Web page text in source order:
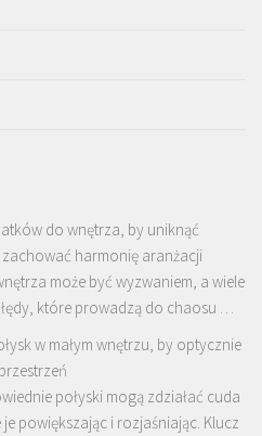
do wnętrza, by uniknąć
zachować harmonię aranżacji
może być wyzwaniem, a wiele
które prowadzą do chaosu …
w małym wnętrzu, by optycznie
połyski mogą zdziałać cuda
powiększając i rozjaśniając. Klucz